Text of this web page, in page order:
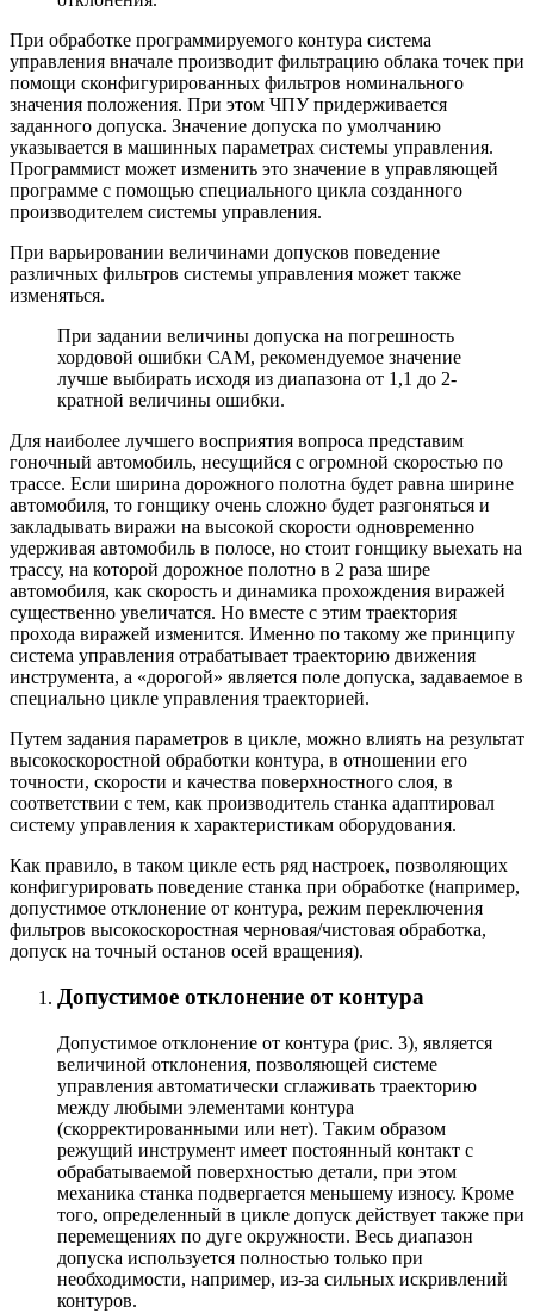
При обработке программируемого контура система
управления вначале производит фильтрацию облака точек при
помощи сконфигурированных фильтров номинального
значения положения. При этом ЧПУ придерживается
заданного допуска. Значение допуска по умолчанию
указывается в машинных параметрах системы управления.
Программист может изменить это значение в управляющей
программе с помощью специального цикла созданного
производителем системы управления.
При варьировании величинами допусков поведение
различных фильтров системы управления может также
изменяться.
При задании величины допуска на погрешность
хордовой ошибки САМ, рекомендуемое значение
лучше выбирать исходя из диапазона от 1,1 до 2-
кратной величины ошибки.
Для наиболее лучшего восприятия вопроса представим
гоночный автомобиль, несущийся с огромной скоростью по
трассе. Если ширина дорожного полотна будет равна ширине
автомобиля, то гонщику очень сложно будет разгоняться и
закладывать виражи на высокой скорости одновременно
удерживая автомобиль в полосе, но стоит гонщику выехать на
трассу, на которой дорожное полотно в 2 раза шире
автомобиля, как скорость и динамика прохождения виражей
существенно увеличатся. Но вместе с этим траектория
прохода виражей изменится. Именно по такому же принципу
система управления отрабатывает траекторию движения
инструмента, а «дорогой» является поле допуска, задаваемое в
специально цикле управления траекторией.
Путем задания параметров в цикле, можно влиять на результат
высокоскоростной обработки контура, в отношении его
точности, скорости и качества поверхностного слоя, в
соответствии с тем, как производитель станка адаптировал
систему управления к характеристикам оборудования.
Как правило, в таком цикле есть ряд настроек, позволяющих
конфигурировать поведение станка при обработке (например,
допустимое отклонение от контура, режим переключения
фильтров высокоскоростная черновая/чистовая обработка,
допуск на точный останов осей вращения).
Допустимое отклонение от контура
Допустимое отклонение от контура (рис. 3), является
величиной отклонения, позволяющей системе
управления автоматически сглаживать траекторию
между любыми элементами контура
(скорректированными или нет). Таким образом
режущий инструмент имеет постоянный контакт с
обрабатываемой поверхностью детали, при этом
механика станка подвергается меньшему износу. Кроме
того, определенный в цикле допуск действует также при
перемещениях по дуге окружности. Весь диапазон
допуска используется полностью только при
необходимости, например, из-за сильных искривлений
контуров.